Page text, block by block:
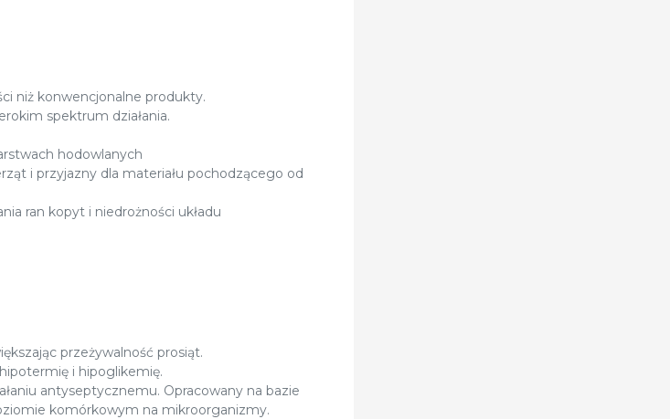
niż konwencjonalne produkty.
spektrum działania.
hodowlanych
i przyjazny dla materiału pochodzącego od
ran kopyt i niedrożności układu
przeżywalność prosiąt.
i hipoglikemię.
antyseptycznemu. Opracowany na bazie
komórkowym na mikroorganizmy.